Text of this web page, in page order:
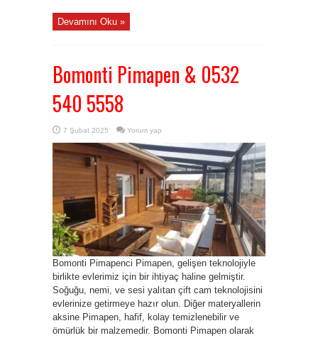
Devamını Oku »
Bomonti Pimapen & 0532
540 5558
7 Şubat 2025 Yorum yap
Bomonti Pimapenci Pimapen, gelişen teknolojiyle
birlikte evlerimiz için bir ihtiyaç haline gelmiştir.
Soğuğu, nemi, ve sesi yalıtan çift cam teknolojisini
evlerinize getirmeye hazır olun. Diğer materyallerin
aksine Pimapen, hafif, kolay temizlenebilir ve
ömürlük bir malzemedir. Bomonti Pimapen olarak